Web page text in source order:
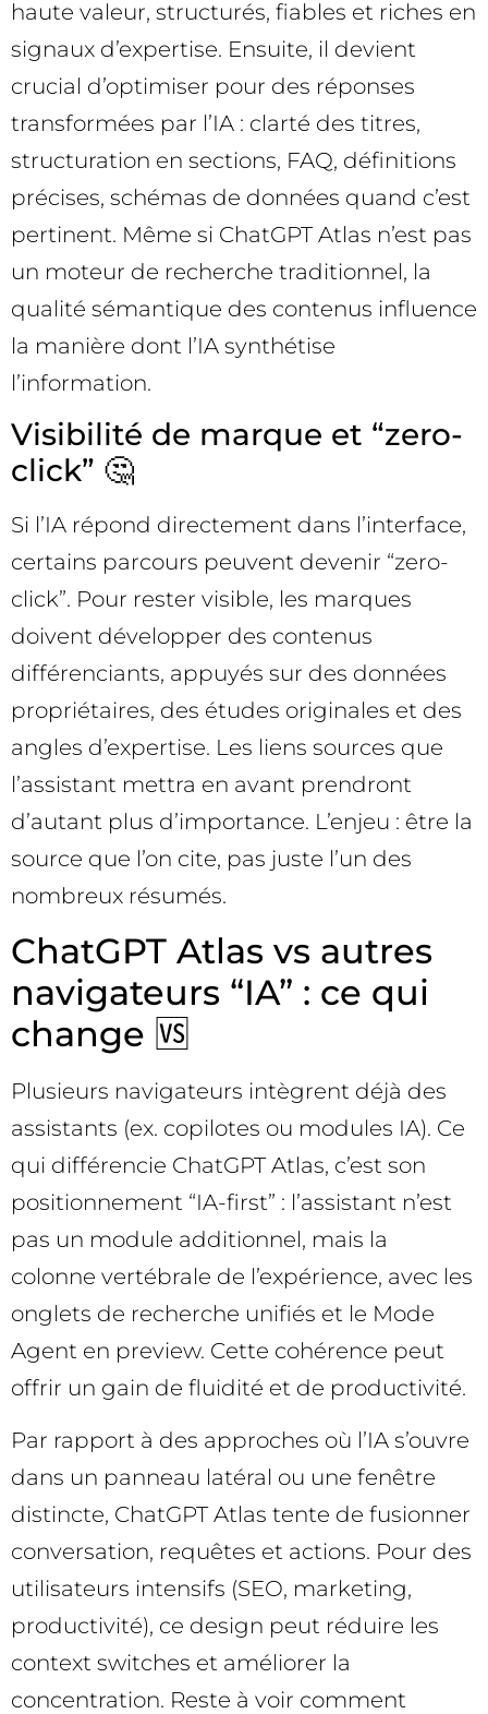
haute valeur, structurés, fiables et riches en
signaux d’expertise. Ensuite, il devient
crucial d’optimiser pour des réponses
transformées par l’IA : clarté des titres,
structuration en sections, FAQ, définitions
précises, schémas de données quand c’est
pertinent. Même si ChatGPT Atlas n’est pas
un moteur de recherche traditionnel, la
qualité sémantique des contenus influence
la manière dont l’IA synthétise
l’information.
Visibilité de marque et “zero-
click” 🤔
Si l’IA répond directement dans l’interface,
certains parcours peuvent devenir “zero-
click”. Pour rester visible, les marques
doivent développer des contenus
différenciants, appuyés sur des données
propriétaires, des études originales et des
angles d’expertise. Les liens sources que
l’assistant mettra en avant prendront
d’autant plus d’importance. L’enjeu : être la
source que l’on cite, pas juste l’un des
nombreux résumés.
ChatGPT Atlas vs autres
navigateurs “IA” : ce qui
change 🆚
Plusieurs navigateurs intègrent déjà des
assistants (ex. copilotes ou modules IA). Ce
qui différencie ChatGPT Atlas, c’est son
positionnement “IA-first” : l’assistant n’est
pas un module additionnel, mais la
colonne vertébrale de l’expérience, avec les
onglets de recherche unifiés et le Mode
Agent en preview. Cette cohérence peut
offrir un gain de fluidité et de productivité.
Par rapport à des approches où l’IA s’ouvre
dans un panneau latéral ou une fenêtre
distincte, ChatGPT Atlas tente de fusionner
conversation, requêtes et actions. Pour des
utilisateurs intensifs (SEO, marketing,
productivité), ce design peut réduire les
context switches et améliorer la
concentration. Reste à voir comment